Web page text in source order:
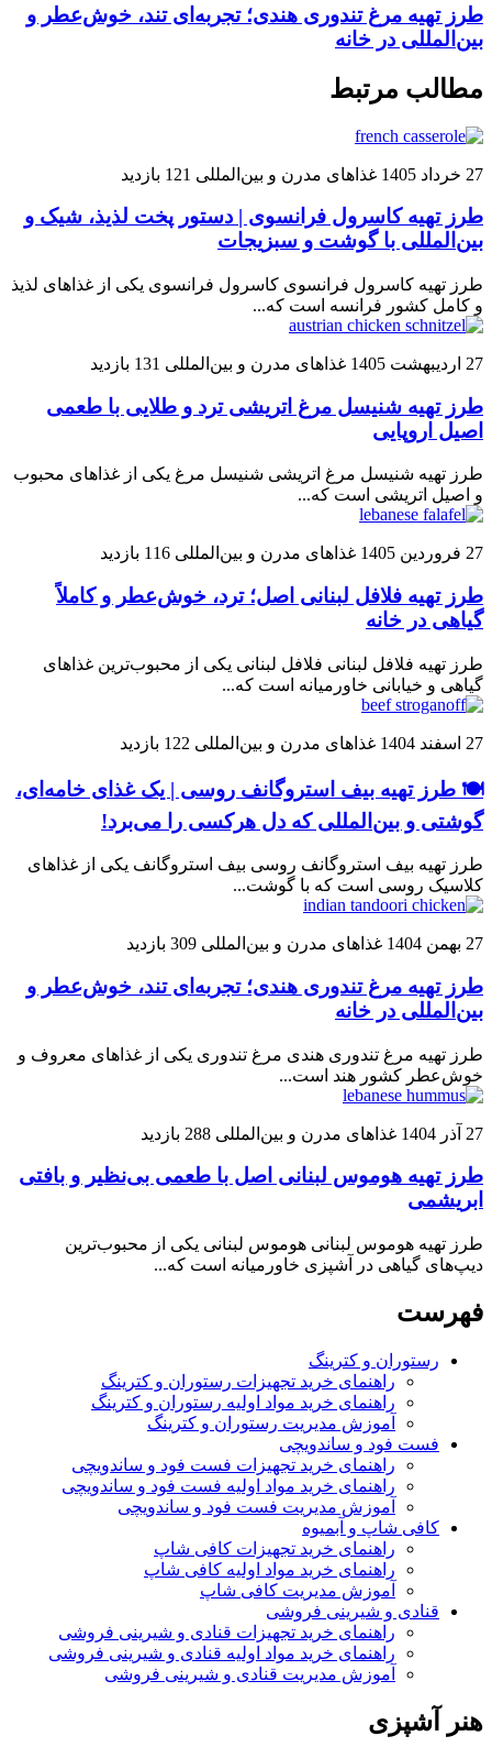
طرز تهیه مرغ تندوری هندی؛ تجربه‌ای تند، خوش‌عطر و
بین‌المللی در خانه
مطالب مرتبط
27 خرداد 1405 غذاهای مدرن و بین‌المللی 121 بازدید
طرز تهیه کاسرول فرانسوی | دستور پخت لذیذ، شیک و
بین‌المللی با گوشت و سبزیجات
طرز تهیه کاسرول فرانسوی کاسرول فرانسوی یکی از غذاهای لذیذ
و کامل کشور فرانسه است که...
27 اردیبهشت 1405 غذاهای مدرن و بین‌المللی 131 بازدید
طرز تهیه شنیسل مرغ اتریشی ترد و طلایی با طعمی
اصیل اروپایی
طرز تهیه شنیسل مرغ اتریشی شنیسل مرغ یکی از غذاهای محبوب
و اصیل اتریشی است که...
27 فروردین 1405 غذاهای مدرن و بین‌المللی 116 بازدید
طرز تهیه فلافل لبنانی اصل؛ ترد، خوش‌عطر و کاملاً
گیاهی در خانه
طرز تهیه فلافل لبنانی فلافل لبنانی یکی از محبوب‌ترین غذاهای
گیاهی و خیابانی خاورمیانه است که...
27 اسفند 1404 غذاهای مدرن و بین‌المللی 122 بازدید
🍽️ طرز تهیه بیف استروگانف روسی | یک غذای خامه‌ای،
گوشتی و بین‌المللی که دل هرکسی را می‌برد!
طرز تهیه بیف استروگانف روسی بیف استروگانف یکی از غذاهای
کلاسیک روسی است که با گوشت...
27 بهمن 1404 غذاهای مدرن و بین‌المللی 309 بازدید
طرز تهیه مرغ تندوری هندی؛ تجربه‌ای تند، خوش‌عطر و
بین‌المللی در خانه
طرز تهیه مرغ تندوری هندی مرغ تندوری یکی از غذاهای معروف و
خوش‌عطر کشور هند است...
27 آذر 1404 غذاهای مدرن و بین‌المللی 288 بازدید
طرز تهیه هوموس لبنانی اصل با طعمی بی‌نظیر و بافتی
ابریشمی
طرز تهیه هوموس لبنانی هوموس لبنانی یکی از محبوب‌ترین
دیپ‌های گیاهی در آشپزی خاورمیانه است که...
فهرست
رستوران و کترینگ
راهنمای خرید تجهیزات رستوران و کترینگ
راهنمای خرید مواد اولیه رستوران و کترینگ
آموزش مدیریت رستوران و کترینگ
فست فود و ساندویچی
راهنمای خرید تجهیزات فست فود و ساندویچی
راهنمای خرید مواد اولیه فست فود و ساندویچی
آموزش مدیریت فست فود و ساندویچی
کافی شاپ و آبمیوه
راهنمای خرید تجهیزات کافی شاپ
راهنمای خرید مواد اولیه کافی‌ شاپ‌
آموزش مدیریت کافی شاپ
قنادی و شیرینی فروشی
راهنمای خرید تجهیزات قنادی و شیرینی فروشی
راهنمای خرید مواد اولیه قنادی و شیرینی فروشی
آموزش مدیریت قنادی و شیرینی فروشی
هنر آشپزی